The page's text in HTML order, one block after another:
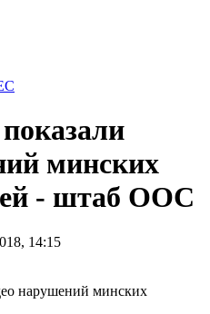
минских
- штаб ООС
14:15